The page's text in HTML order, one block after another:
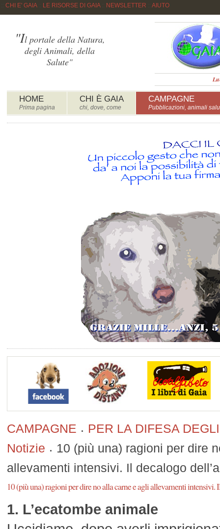
CHI E' GAIA:: LE RISORSE DI GAIA:: NEWSLETTER AIUTO
HOME
Prima pagina
CHI È GAIA
chi, dove, come
CAMPAGNE
Pubblicazioni, animali
"Il portale della Natura,
degli Animali, della
Salute"
CAMPAGNE
PER LA DIFESA
Notizie
10 (più una) ragioni per dire
allevamenti intensivi. Il decalogo
10 (più una) ragioni per dire no alla carne e agli allevamenti intensivi.
1. L’ecatombe animale